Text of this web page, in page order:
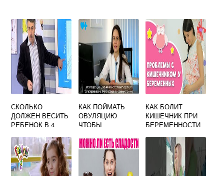
СКОЛЬКО
ДОЛЖЕН ВЕСИТЬ
РЕБЕНОК В 4
ДЕВОЧКА НА
ГРУДНОМ
ВСКАРМЛИВАНИИ
КАК ПОЙМАТЬ
ОВУЛЯЦИЮ
ЧТОБЫ
КАК БОЛИТ
КИШЕЧНИК ПРИ
БЕРЕМЕННОСТИ
ТРИМЕСТРЕ